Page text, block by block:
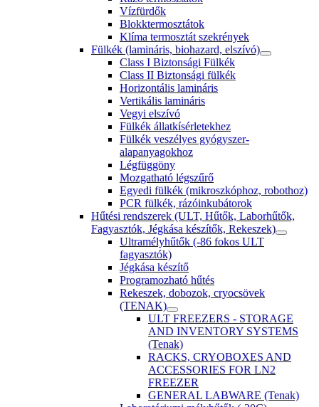
Vízfürdők
Blokktermosztátok
Klíma termosztát szekrények
Fülkék (lamináris, biohazard, elszívó)
Class I Biztonsági Fülkék
Class II Biztonsági fülkék
Horizontális lamináris
Vertikális lamináris
Vegyi elszívó
Fülkék állatkísérletekhez
Fülkék veszélyes gyógyszer-
alapanyagokhoz
Légfüggöny
Mozgatható légszűrő
Egyedi fülkék (mikroszkóphoz, robothoz)
PCR fülkék, rázóinkubátorok
Hűtési rendszerek (ULT, Hűtők, Laborhűtők,
Fagyasztók, Jégkása készítők, Rekeszek)
Ultramélyhűtők (-86 fokos ULT
fagyasztók)
Jégkása készítő
Programozható hűtés
Rekeszek, dobozok, cryocsövek
(TENAK)
ULT FREEZERS - STORAGE
AND INVENTORY SYSTEMS
(Tenak)
RACKS, CRYOBOXES AND
ACCESSORIES FOR LN2
FREEZER
GENERAL LABWARE (Tenak)